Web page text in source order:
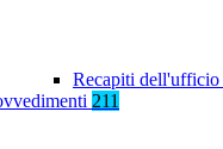
Recapiti dell'ufficio
211